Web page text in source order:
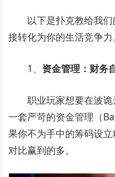
以下是扑克教给我
接转化为你的生活竞争力
1、 资金管理：财务
职业玩家想要在波
一套严苛的资金管理（
果你不为手中的筹码设
对比赢到的多。